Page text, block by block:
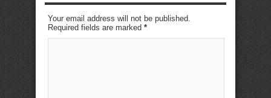
Your email address will not be published.
Required fields are marked *